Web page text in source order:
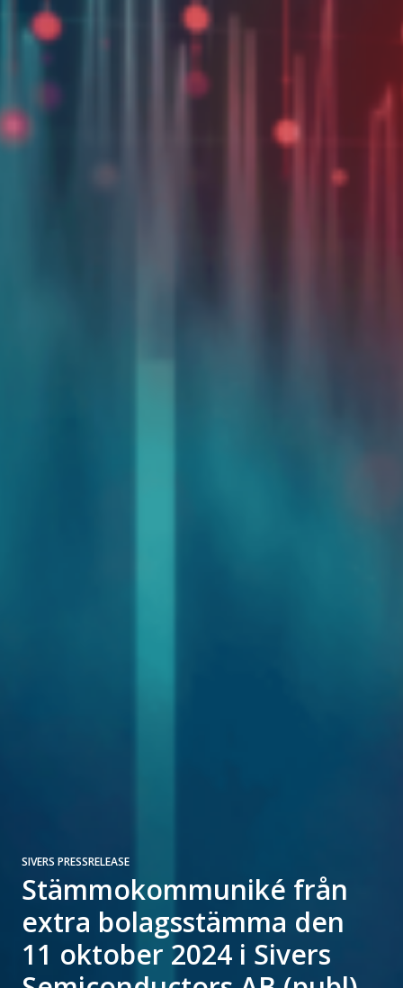
SIVERS PRESSRELEASE
Stämmokommuniké från
extra bolagsstämma den
11 oktober 2024 i Sivers